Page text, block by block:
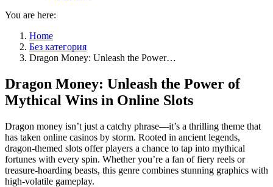
You are here:
Home
Без категория
Dragon Money: Unleash the Power…
Dragon Money: Unleash the Power of
Mythical Wins in Online Slots
Dragon money isn’t just a catchy phrase—it’s a thrilling theme that
has taken online casinos by storm. Rooted in ancient legends,
dragon-themed slots offer players a chance to tap into mythical
fortunes with every spin. Whether you’re a fan of fiery reels or
treasure-hoarding beasts, this genre combines stunning graphics with
high-volatile gameplay.